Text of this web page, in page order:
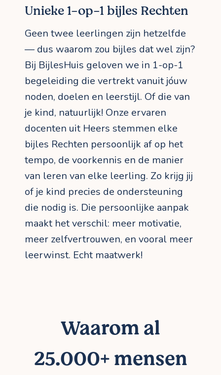
Unieke 1-op-1 bijles Rechten
Geen twee leerlingen zijn hetzelfde
— dus waarom zou bijles dat wel zijn?
Bij BijlesHuis geloven we in 1-op-1
begeleiding die vertrekt vanuit jóuw
noden, doelen en leerstijl. Of die van
je kind, natuurlijk! Onze ervaren
docenten uit Heers stemmen elke
bijles Rechten persoonlijk af op het
tempo, de voorkennis en de manier
van leren van elke leerling. Zo krijg jij
of je kind precies de ondersteuning
die nodig is. Die persoonlijke aanpak
maakt het verschil: meer motivatie,
meer zelfvertrouwen, en vooral meer
leerwinst. Echt maatwerk!
Waarom al
25.000+ mensen